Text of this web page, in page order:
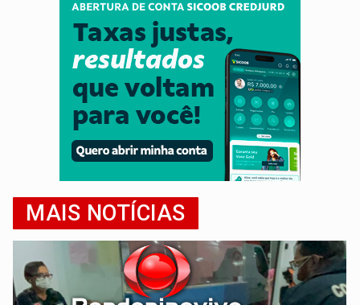
MAIS NOTÍCIAS